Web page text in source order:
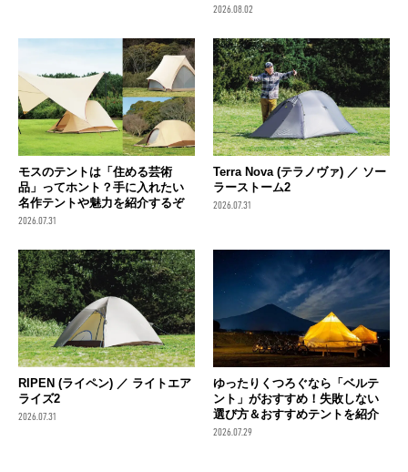
2026.08.02
モスのテントは「住める芸術
品」ってホント？手に入れたい
名作テントや魅力を紹介するぞ
2026.07.31
Terra Nova (テラノヴァ) ／ ソー
ラーストーム2
2026.07.31
RIPEN (ライペン) ／ ライトエア
ライズ2
2026.07.31
ゆったりくつろぐなら「ベルテ
ント」がおすすめ！失敗しない
選び方＆おすすめテントを紹介
2026.07.29